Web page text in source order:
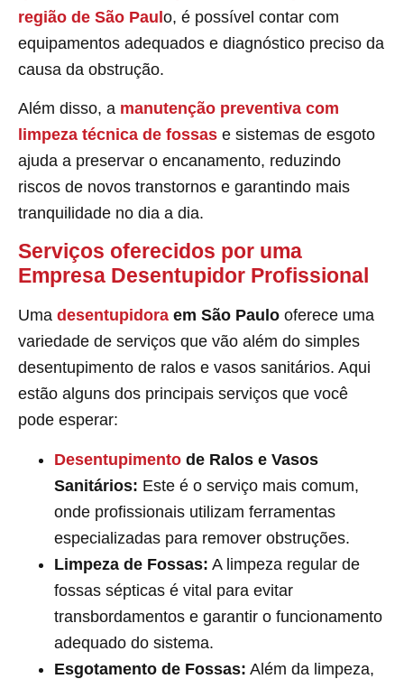
região de São Paulo, é possível contar com
equipamentos adequados e diagnóstico preciso da
causa da obstrução.
Além disso, a manutenção preventiva com
limpeza técnica de fossas e sistemas de esgoto
ajuda a preservar o encanamento, reduzindo
riscos de novos transtornos e garantindo mais
tranquilidade no dia a dia.
Serviços oferecidos por uma
Empresa Desentupidor Profissional
Uma desentupidora em São Paulo oferece uma
variedade de serviços que vão além do simples
desentupimento de ralos e vasos sanitários. Aqui
estão alguns dos principais serviços que você
pode esperar:
Desentupimento de Ralos e Vasos
Sanitários: Este é o serviço mais comum,
onde profissionais utilizam ferramentas
especializadas para remover obstruções.
Limpeza de Fossas: A limpeza regular de
fossas sépticas é vital para evitar
transbordamentos e garantir o funcionamento
adequado do sistema.
Esgotamento de Fossas: Além da limpeza,